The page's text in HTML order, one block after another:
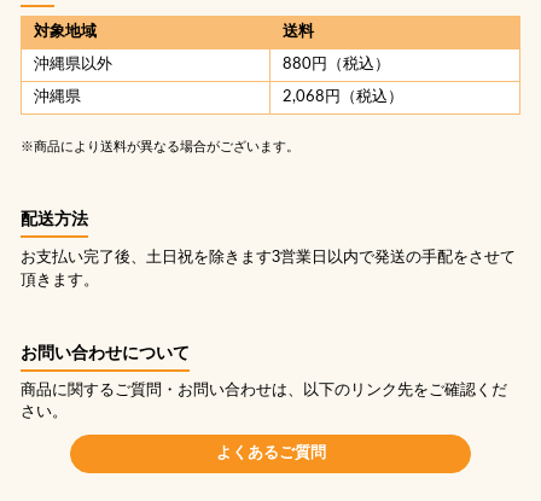
対象地域 送料
沖縄県以外 880円（税込）
沖縄県 2,068円（税込）
※商品により送料が異なる場合がございます。
配送方法
お支払い完了後、土日祝を除きます3営業日以内で発送の手配をさせて
頂きます。
お問い合わせについて
商品に関するご質問・お問い合わせは、以下のリンク先をご確認くだ
さい。
よくあるご質問